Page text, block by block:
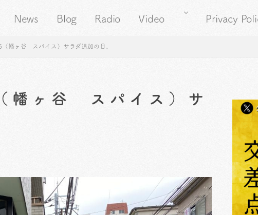
News Blog Radio Video Privacy
（幡ヶ谷 スパイス）サラダ追加の日。
幡ヶ谷 スパイス）サ